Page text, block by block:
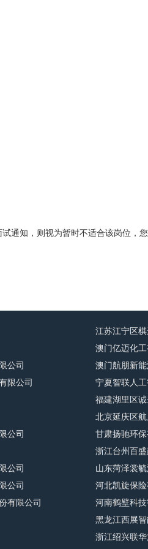
通知，则视为暂时不适合该岗位，
江苏江宁区
澳门亿迈化工
公司
澳门航朋新能
限公司
宁夏智联人
福建湖里区
北京延庆区
公司
甘肃扬驰环保
浙江台州百
公司
山东菏泽裳
公司
河北凯旋保险
有限公司
河南鹤壁科
黑龙江西展
浙江绍兴联